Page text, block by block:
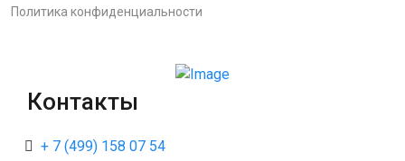
Политика конфиденциальности
Контакты
+ 7 (499) 158 07 54